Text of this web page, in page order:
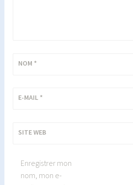
NOM *
E-MAIL *
SITE WEB
Enregistrer mon
nom, mon e-